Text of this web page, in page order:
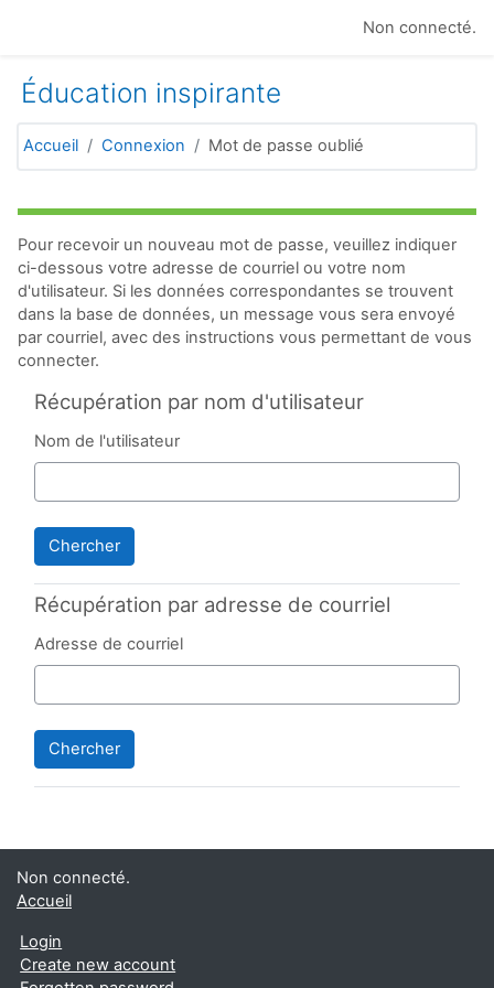
Non connecté.
Éducation inspirante
Accueil Connexion Mot de passe oublié
Pour recevoir un nouveau mot de passe, veuillez indiquer
ci-dessous votre adresse de courriel ou votre nom
d'utilisateur. Si les données correspondantes se trouvent
dans la base de données, un message vous sera envoyé
par courriel, avec des instructions vous permettant de vous
connecter.
Récupération par nom d'utilisateur
Nom de l'utilisateur
Récupération par adresse de courriel
Adresse de courriel
Non connecté.
Accueil
Login
Create new account